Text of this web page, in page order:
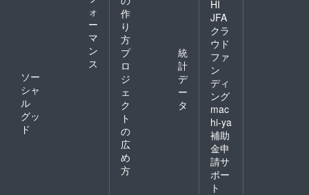
ォ
ー
マ
ン
ス
ソー
シャ
ル
グッ
ド
作
り
方
プ
ロ
ジ
ェ
ク
ト
の
広
め
方
統
計
デ
ー
タ
HI
JFA
クラ
ウド
ファ
ン
ディ
ング
mac
hi-ya
補助
金申
請サ
ポー
ト